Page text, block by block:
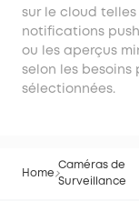
sur le cloud
notifications
ou les aperçus
selon les
sélectionnées.
Home
Caméras de
Surveillance